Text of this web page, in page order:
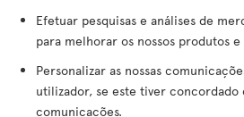
Efetuar pesquisas e análises de
para melhorar os nossos produtos e
Personalizar as nossas
utilizador, se este tiver concordado
comunicações.